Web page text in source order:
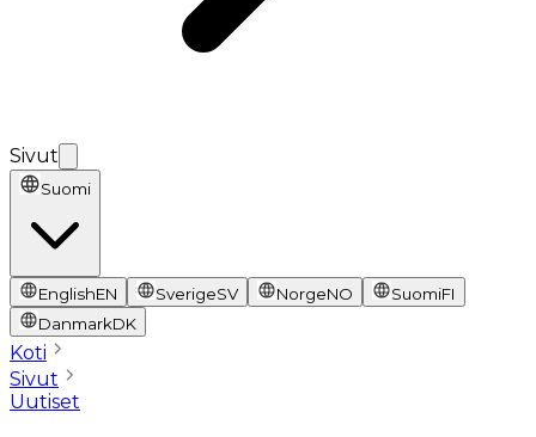
Sivut
Suomi
EnglishEN SverigeSV NorgeNO SuomiFI
DanmarkDK
Koti
Sivut
Uutiset